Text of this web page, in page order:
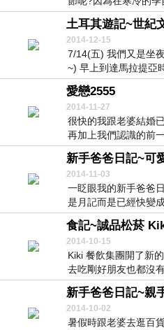
問...
土耳其遊記~世紀
2014-12-15
7/14(五) 我們又是坐
~) 早上到達馬拉提亞
愛戀2555
2014-11-27
很快的我跟老婆結婚
再加上我們認識的前
新手爸爸日記~可
2014-11-03
一眨眼我的新手爸爸
是月記而是已經快變
食記~誠品松菸
2014-10-15
Kiki 餐飲集團開了新
去吃剛好朋友也都沒
新手爸爸日記~親
2014-10-02
暑假時跟老婆去逛百